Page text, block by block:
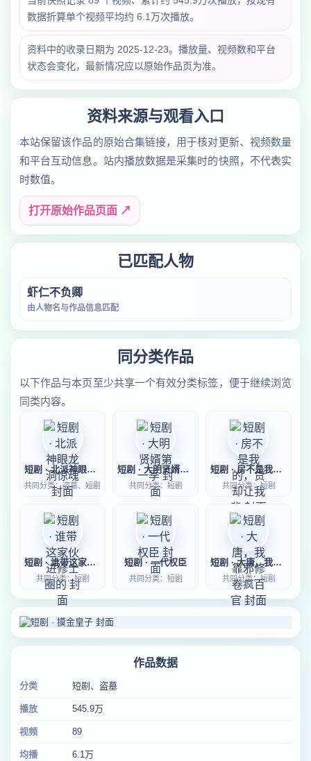
数据折算单个视频平均约 6.1万次播放。
资料中的收录日期为 2025-12-23。播放量、视频数和平台
状态会变化，最新情况应以原始作品页为准。
资料来源与观看入口
本站保留该作品的原始合集链接，用于核对更新、视频数量
和平台互动信息。站内播放数据是采集时的快照，不代表实
时数值。
打开原始作品页面 ↗
已匹配人物
虾仁不负卿
由人物名与作品信息匹配
同分类作品
以下作品与本页至少共享一个有效分类标签，便于继续浏览
同类内容。
短剧 · 北派神眼龙洞惊魂
共同分类：盗墓、短剧
短剧 · 大明贤婿第一季
共同分类：短剧
短剧 · 房不是我的，贷却让我背
共同分类：短剧
短剧 · 谁带这家伙进修士圈的
共同分类：短剧
短剧 · 一代权臣
共同分类：短剧
短剧 · 大唐，我靠邪修卷疯百官
共同分类：短剧
作品数据
分类 短剧、盗墓
播放 545.9万
视频 89
均播 6.1万